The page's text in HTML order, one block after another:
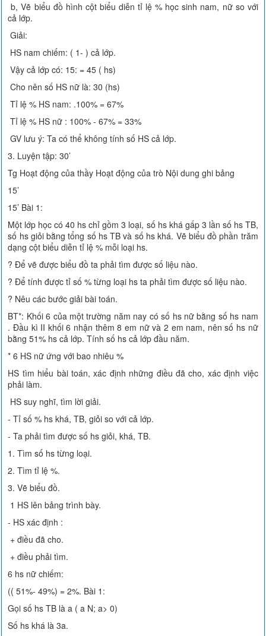
b, Vẽ biểu đồ hình cột biểu diễn tỉ lệ % học sinh nam, nữ so với
cả lớp.
Giải:
HS nam chiếm: ( 1- ) cả lớp.
Vậy cả lớp có: 15: = 45 ( hs)
Cho nên số HS nữ là: 30 (hs)
Tỉ lệ % HS nam: .100% = 67%
Tỉ lệ % HS nữ : 100% - 67% = 33%
GV lưu ý: Ta có thể không tính số HS cả lớp.
3. Luyện tập: 30’
Tg Hoạt động của thầy Hoạt động của trò Nội dung ghi bảng
15’
15’ Bài 1:
Một lớp học có 40 hs chỉ gồm 3 loại, số hs khá gấp 3 lần số hs TB,
số hs giỏi bằng tổng số hs TB và số hs khá. Vẽ biểu đồ phần trăm
dạng cột biểu diễn tỉ lệ % mỗi loại hs.
? Để vẽ được biểu đồ ta phải tìm được số liệu nào.
? Để tính được tỉ số % từng loại hs ta phải tìm được số liệu nào.
? Nêu các bước giải bài toán.
BT*: Khối 6 của một trường năm nay có số hs nữ bằng số hs nam
. Đầu kì II khối 6 nhận thêm 8 em nữ và 2 em nam, nên số hs nữ
bằng 51% hs cả lớp. Tính số hs cả lớp đầu năm.
* 6 HS nữ ứng với bao nhiêu %
HS tìm hiểu bài toán, xác định những điều đã cho, xác định việc
phải làm.
HS suy nghĩ, tìm lời giải.
- Tỉ số % hs khá, TB, giỏi so với cả lớp.
- Ta phải tìm được số hs giỏi, khá, TB.
1. Tìm số hs từng loại.
2. Tìm tỉ lệ %.
3. Vẽ biểu đồ.
1 HS lên bảng trình bày.
- HS xác định :
+ điều đã cho.
+ điều phải tìm.
6 hs nữ chiếm:
(( 51%- 49%) = 2%. Bài 1:
Gọi số hs TB là a ( a N; a> 0)
Số hs khá là 3a.